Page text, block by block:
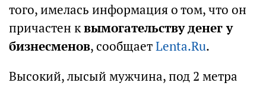
того, имелась информация о том, что он
причастен квымогательству денег у
бизнесменов, сообщаетLenta.Ru.
Высокий, лысый мужчина, под 2 метра